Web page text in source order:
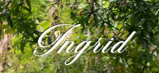
Ingrid